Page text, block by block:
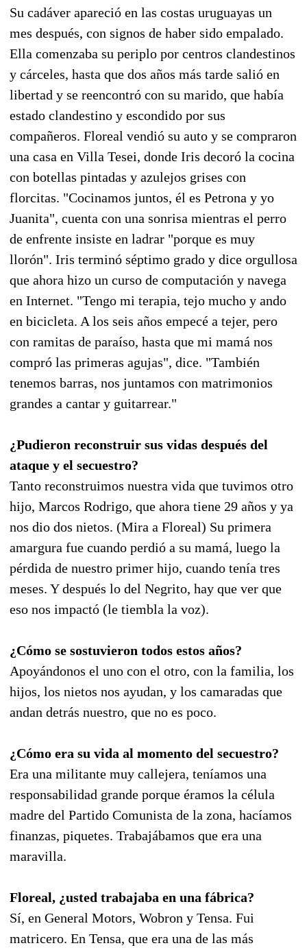
Su cadáver apareció en las costas uruguayas un
mes después, con signos de haber sido empalado.
Ella comenzaba su periplo por centros clandestinos
y cárceles, hasta que dos años más tarde salió en
libertad y se reencontró con su marido, que había
estado clandestino y escondido por sus
compañeros. Floreal vendió su auto y se compraron
una casa en Villa Tesei, donde Iris decoró la cocina
con botellas pintadas y azulejos grises con
florcitas. "Cocinamos juntos, él es Petrona y yo
Juanita", cuenta con una sonrisa mientras el perro
de enfrente insiste en ladrar "porque es muy
llorón". Iris terminó séptimo grado y dice orgullosa
que ahora hizo un curso de computación y navega
en Internet. "Tengo mi terapia, tejo mucho y ando
en bicicleta. A los seis años empecé a tejer, pero
con ramitas de paraíso, hasta que mi mamá nos
compró las primeras agujas", dice. "También
tenemos barras, nos juntamos con matrimonios
grandes a cantar y guitarrear."
¿Pudieron reconstruir sus vidas después del
ataque y el secuestro?
Tanto reconstruimos nuestra vida que tuvimos otro
hijo, Marcos Rodrigo, que ahora tiene 29 años y ya
nos dio dos nietos. (Mira a Floreal) Su primera
amargura fue cuando perdió a su mamá, luego la
pérdida de nuestro primer hijo, cuando tenía tres
meses. Y después lo del Negrito, hay que ver que
eso nos impactó (le tiembla la voz).
¿Cómo se sostuvieron todos estos años?
Apoyándonos el uno con el otro, con la familia, los
hijos, los nietos nos ayudan, y los camaradas que
andan detrás nuestro, que no es poco.
¿Cómo era su vida al momento del secuestro?
Era una militante muy callejera, teníamos una
responsabilidad grande porque éramos la célula
madre del Partido Comunista de la zona, hacíamos
finanzas, piquetes. Trabajábamos que era una
maravilla.
Floreal, ¿usted trabajaba en una fábrica?
Sí, en General Motors, Wobron y Tensa. Fui
matricero. En Tensa, que era una de las más